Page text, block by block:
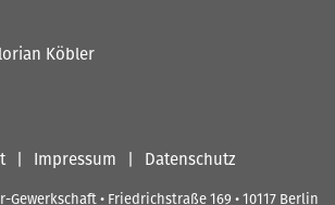
Köbler
Impressum Datenschutz
Gewerkschaft • Friedrichstraße 169 • 10117 Berlin